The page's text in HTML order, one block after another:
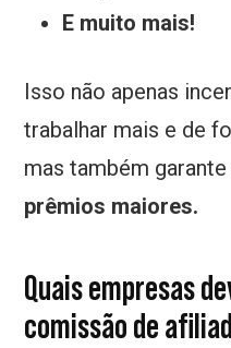
E muito mais!
Isso não apenas
trabalhar mais e de
mas também
prêmios maiores.
Quais empresas
comissão de